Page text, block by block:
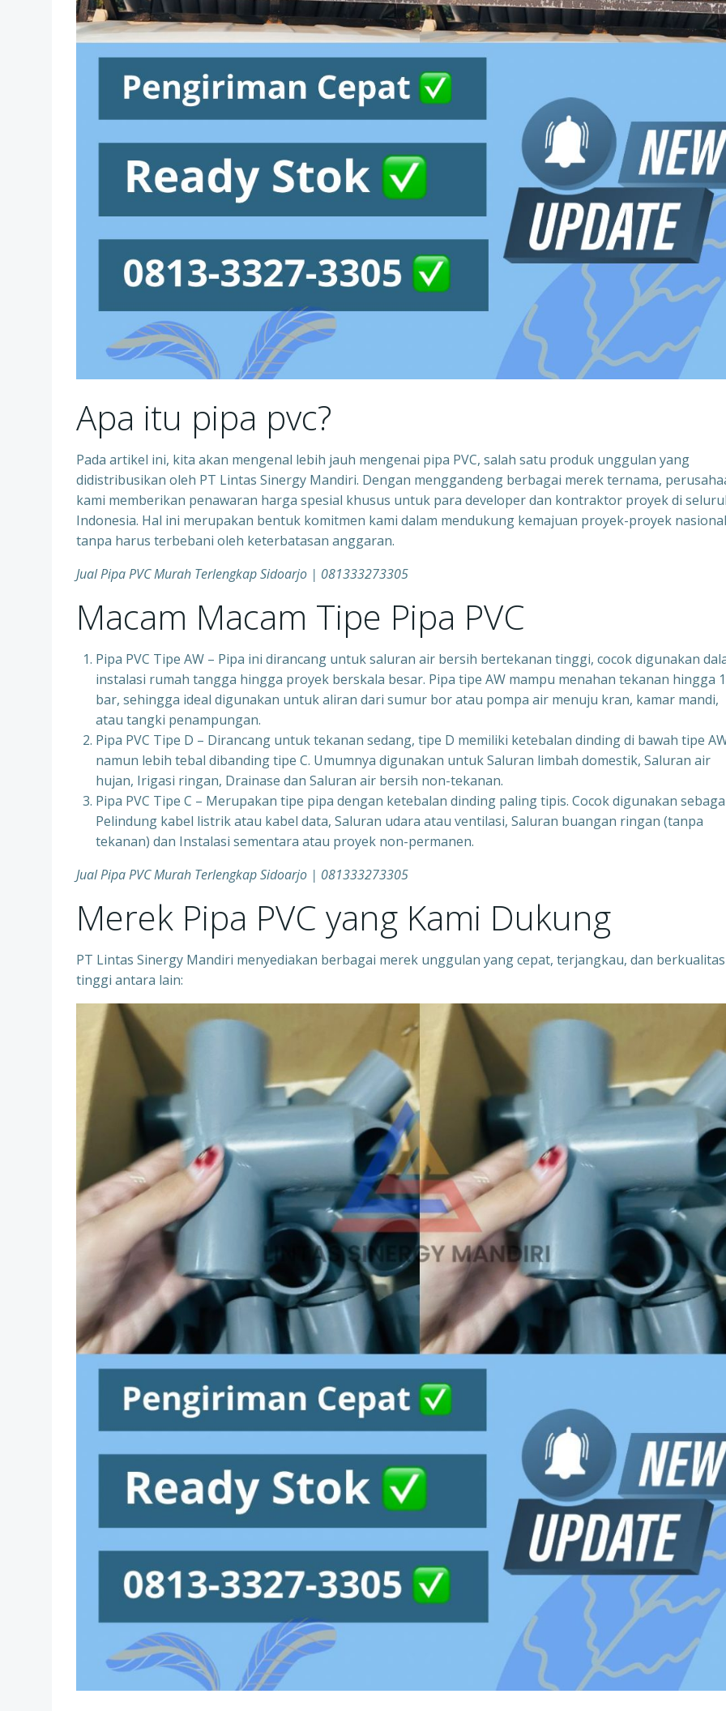
Apa itu pipa pvc?
Pada artikel ini, kita akan mengenal lebih jauh mengenai pipa PVC, salah satu produk unggulan yang
didistribusikan oleh PT Lintas Sinergy Mandiri. Dengan menggandeng berbagai merek ternama,
kami memberikan penawaran harga spesial khusus untuk para developer dan kontraktor proyek di
Indonesia. Hal ini merupakan bentuk komitmen kami dalam mendukung kemajuan proyek-proyek
tanpa harus terbebani oleh keterbatasan anggaran.
Jual Pipa PVC Murah Terlengkap Sidoarjo | 081333273305
Macam Macam Tipe Pipa PVC
Pipa PVC Tipe AW – Pipa ini dirancang untuk saluran air bersih bertekanan tinggi, cocok digunakan
instalasi rumah tangga hingga proyek berskala besar. Pipa tipe AW mampu menahan tekanan hingga
bar, sehingga ideal digunakan untuk aliran dari sumur bor atau pompa air menuju kran, kamar mandi,
atau tangki penampungan.
Pipa PVC Tipe D – Dirancang untuk tekanan sedang, tipe D memiliki ketebalan dinding di bawah tipe
namun lebih tebal dibanding tipe C. Umumnya digunakan untuk Saluran limbah domestik, Saluran air
hujan, Irigasi ringan, Drainase dan Saluran air bersih non-tekanan.
Pipa PVC Tipe C – Merupakan tipe pipa dengan ketebalan dinding paling tipis. Cocok digunakan
Pelindung kabel listrik atau kabel data, Saluran udara atau ventilasi, Saluran buangan ringan (tanpa
tekanan) dan Instalasi sementara atau proyek non-permanen.
Jual Pipa PVC Murah Terlengkap Sidoarjo | 081333273305
Merek Pipa PVC yang Kami Dukung
PT Lintas Sinergy Mandiri menyediakan berbagai merek unggulan yang cepat, terjangkau, dan berkualitas
tinggi antara lain: